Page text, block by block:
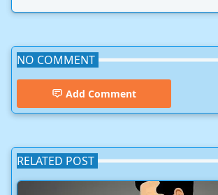
NO COMMENT
Add Comment
RELATED POST